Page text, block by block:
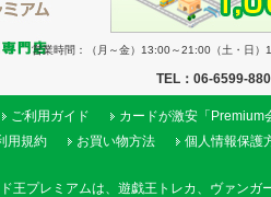
営業時間：（月～金）13:00～21:00（土・日
TEL：06-6599-
ご利用ガイド
カードが激安「Premium
用規約 お買い物方法 個人情報保護
王プレミアムは、遊戯王トレカ、ヴァン